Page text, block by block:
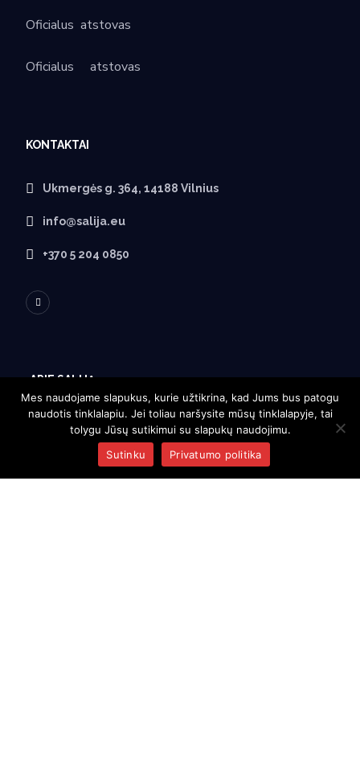
Oficialus atstovas
Oficialus atstovas
KONTAKTAI
Ukmergės g. 364, 14188 Vilnius
info@salija.eu
+370 5 204 0850
APIE SALIJĄ
Titulinis
Mes naudojame slapukus, kurie užtikrina, kad Jums bus patogu
naudotis tinklalapiu. Jei toliau naršysite mūsų tinklalapyje, tai
tolygu Jūsų sutikimui su slapukų naudojimu.
Sutinku
Privatumo politika